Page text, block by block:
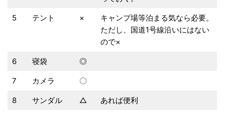
5 テント ×
キャンプ場等泊まる気なら必要。
ただし、国道1号線沿いにはない
ので×
6 寝袋 ◎
7 カメラ 〇
8 サンダル △ あれば便利